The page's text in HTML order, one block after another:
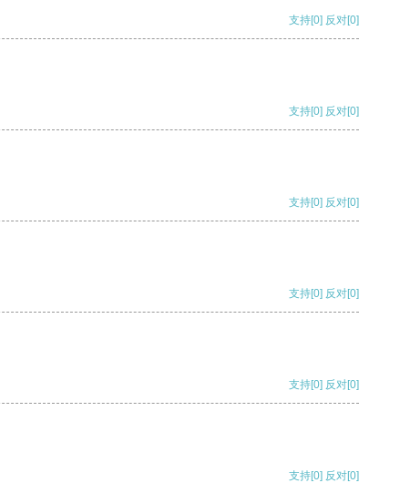
支持[0] 反对[0]
支持[0] 反对[0]
支持[0] 反对[0]
支持[0] 反对[0]
支持[0] 反对[0]
支持[0] 反对[0]